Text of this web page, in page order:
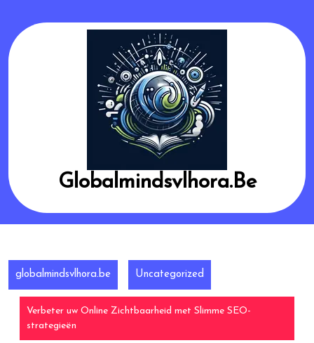
content
Globalmindsvlhora.be
globalmindsvlhora.be Uncategorized
Verbeter uw Online Zichtbaarheid met Slimme SEO-
strategieën